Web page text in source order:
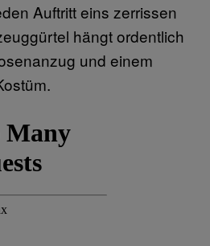
Auftritt eins zerrissen
hängt ordentlich
und einem